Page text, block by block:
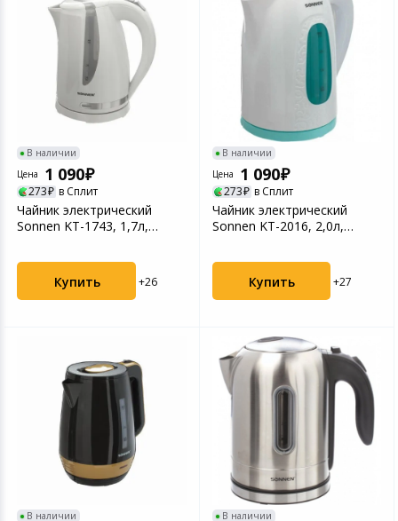
В наличии
Цена
1 090
273 в Сплит
Чайник электрический
Sonnen KT-1743, 1,7л,
Купить +26
В наличии
Цена
1 090
273 в Сплит
Чайник электрический
Sonnen KT-2016, 2,0л,
Купить +27
В наличии
В наличии